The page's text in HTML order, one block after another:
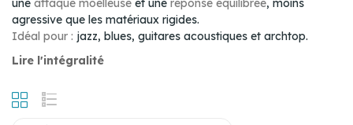
une attaque moelleuse et une réponse équilibrée, moins
agressive que les matériaux rigides.
Idéal pour : jazz, blues, guitares acoustiques et archtop.
Lire l'intégralité